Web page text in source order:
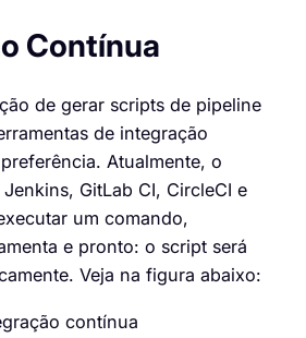
Contínua
de gerar scripts de pipeline
de integração
Atualmente, o
GitLab CI, CircleCI e
um comando,
e pronto: o script será
Veja na figura abaixo: